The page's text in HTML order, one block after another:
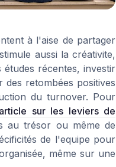
à l'aise de partager
aussi la créativite,
récentes, investir
retombées positives
du turnover. Pour
sur les leviers de
au trésor ou même de
de l'equipe pour
même sur une